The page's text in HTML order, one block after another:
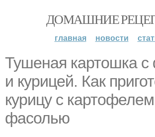
ДОМАШНИЕ
главная новости
Тушеная картошка
и курицей. Как
курицу с
фасолью